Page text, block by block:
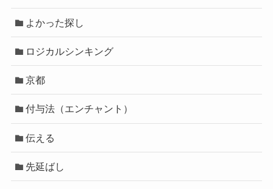
よかった探し
ロジカルシンキング
京都
付与法（エンチャント）
伝える
先延ばし